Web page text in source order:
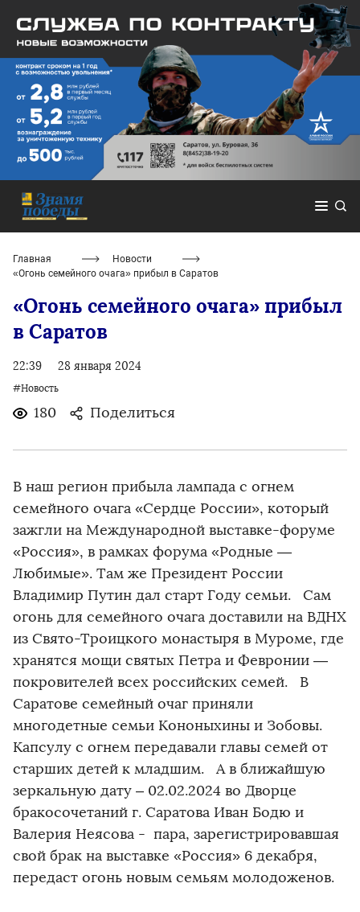
Главная
Новости
«Огонь семейного очага» прибыл в Саратов
«Огонь семейного очага» прибыл
в Саратов
22:39 28 января 2024
#Новость
180 Поделиться
В наш регион прибыла лампада с огнем
семейного очага «Сердце России», который
зажгли на Международной выставке-форуме
«Россия», в рамках форума «Родные —
Любимые». Там же Президент России
Владимир Путин дал старт Году семьи. Сам
огонь для семейного очага доставили на ВДНХ
из Свято-Троицкого монастыря в Муроме, где
хранятся мощи святых Петра и Февронии —
покровителей всех российских семей. В
Саратове семейный очаг приняли
многодетные семьи Кононыхины и Зобовы.
Капсулу с огнем передавали главы семей от
старших детей к младшим. А в ближайшую
зеркальную дату – 02.02.2024 во Дворце
бракосочетаний г. Саратова Иван Бодю и
Валерия Неясова - пара, зарегистрировавшая
свой брак на выставке «Россия» 6 декабря,
передаст огонь новым семьям молодоженов.